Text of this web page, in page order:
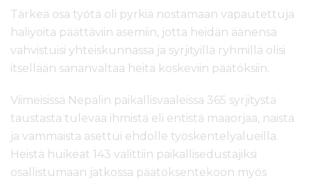
Tärkeä osa työtä oli pyrkiä nostamaan vapautettuja
haliyoita päättäviin asemiin, jotta heidän äänensä
vahvistuisi yhteiskunnassa ja syrjityillä ryhmillä olisi
itsellään sananvaltaa heitä koskeviin päätöksiin.
Viimeisissä Nepalin paikallisvaaleissa 365 syrjitystä
taustasta tulevaa ihmistä eli entistä maaorjaa, naista
ja vammaista asettui ehdolle työskentelyalueilla.
Heistä huikeat 143 valittiin paikallisedustajiksi
osallistumaan jatkossa päätöksentekoon myös